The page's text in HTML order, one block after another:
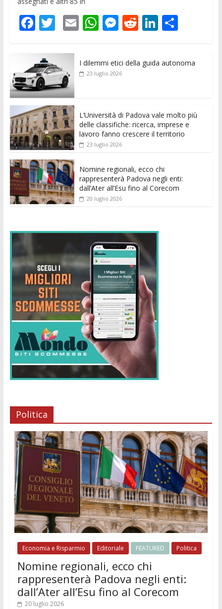
F
e
b
o
o
k
T
itt
er
E
ai
l
W
s
p
M
ss
e
er
R
di
Li
e
C
di
I dilemmi etici della guida autonoma
23 luglio 2026
L’Università di Padova vale molto più
delle classifiche: ricerca, imprese e
lavoro fanno crescere il territorio
23 luglio 2026
Nomine regionali, ecco chi
rappresenterà Padova negli enti:
dall’Ater all’Esu fino al Corecom
20 luglio 2026
Politica
Economia e Risparmio Editoriale FEATURED Politica
Nomine regionali, ecco chi
rappresenterà Padova negli enti:
dall’Ater all’Esu fino al Corecom
20 luglio 2026